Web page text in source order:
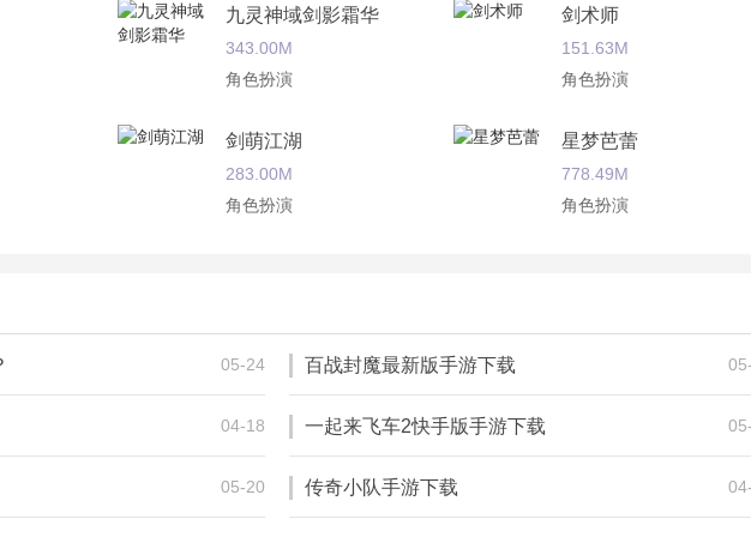
，而且操作也不是很难，就是发展的实在是太慢了；
不太适合，采用回合制玩法，节奏也偏慢。
九灵神域剑影霜华
343.00M
角色扮演
剑术师
151.63M
角色扮演
剑萌江湖
283.00M
角色扮演
星梦芭蕾
778.49M
角色扮演
角色扮演
角色扮演
05-24 百战封魔最新版手游下载
04-18 一起来飞车2快手版手游下载
05-20 传奇小队手游下载